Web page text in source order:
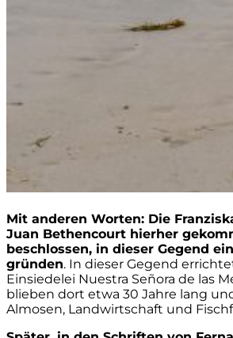
Mit anderen Worten: Die
Juan Bethencourt hierher
beschlossen, in dieser Gegend
gründen. In dieser Gegend
Einsiedelei Nuestra Señora de las
blieben dort etwa 30 Jahre lang
Almosen, Landwirtschaft und